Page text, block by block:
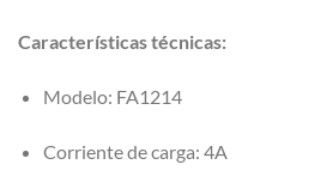
Características técnicas:
Modelo: FA1214
Corriente de carga: 4A